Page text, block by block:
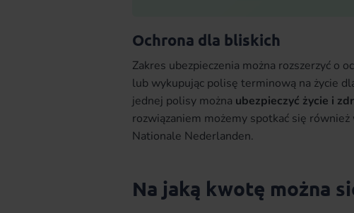
Ochrona dla bliskich
Zakres ubezpieczenia można rozszerzyć o
lub wykupując polisę terminową na życie
jednej polisy można ubezpieczyć życie i
rozwiązaniem możemy spotkać się
Nationale Nederlanden.
Na jaką kwotę można